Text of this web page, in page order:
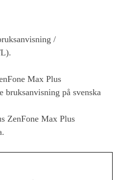
/
Max Plus
bruksanvisning på svenska
ZenFone Max Plus